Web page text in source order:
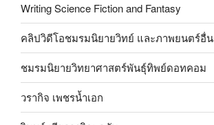
Writing Science Fiction and Fantasy
คลิปวิดีโอชมรมนิยายวิทย์ และภาพยนตร์อื่
ชมรมนิยายวิทยาศาสตร์พันธุ์ทิพย์ดอทคอม
วรากิจ เพชรน้ำเอก